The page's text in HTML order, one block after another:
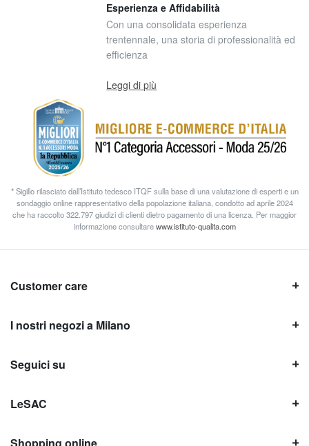
Esperienza e Affidabilità
Con una consolidata esperienza
trentennale, una storia di professionalità ed
efficienza
Leggi di più
* Sigillo rilasciato dall’Istituto tedesco ITQF sulla base di una valutazione di esperti e un
sondaggio online rappresentativo della popolazione italiana, condotto ad aprile 2024
che ha raccolto 322.797 giudizi di clienti dietro pagamento di una licenza. Per maggior
informazione consultarewww.istituto-qualita.com
Customer care
I nostri negozi a Milano
Seguici su
LeSAC
Shopping online